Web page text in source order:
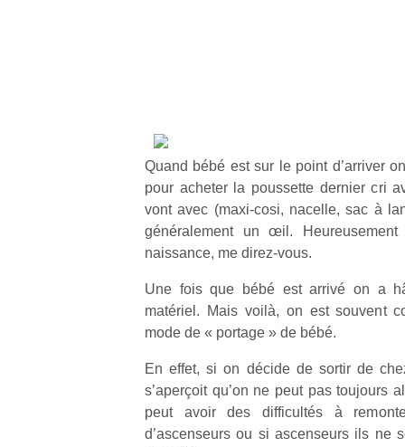
Quand bébé est sur le point d’arriver
pour acheter la poussette dernier cri
vont avec (maxi-cosi, nacelle, sac à
généralement un œil.
naissance, me direz-vous.
Une fois que bébé est arrivé on a
matériel. Mais voilà, on est souvent
mode de « portage » de bébé.
En effet, si on décide de sortir de
s’aperçoit qu’on ne peut pas toujours
peut avoir des difficultés à
d’ascenseurs ou si ascenseurs ils ne